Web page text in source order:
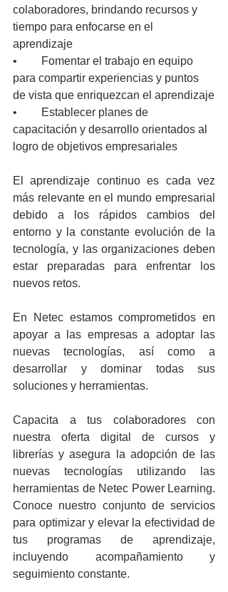
colaboradores, brindando recursos y
tiempo para enfocarse en el
aprendizaje
•	Fomentar el trabajo en equipo
para compartir experiencias y puntos
de vista que enriquezcan el aprendizaje
•	Establecer planes de
capacitación y desarrollo orientados al
logro de objetivos empresariales
El aprendizaje continuo es cada vez
más relevante en el mundo empresarial
debido a los rápidos cambios del
entorno y la constante evolución de la
tecnología, y las organizaciones deben
estar preparadas para enfrentar los
nuevos retos.
En Netec estamos comprometidos en
apoyar a las empresas a adoptar las
nuevas tecnologías, así como a
desarrollar y dominar todas sus
soluciones y herramientas.
Capacita a tus colaboradores con
nuestra oferta digital de cursos y
librerías y asegura la adopción de las
nuevas tecnologías utilizando las
herramientas de Netec Power Learning.
Conoce nuestro conjunto de servicios
para optimizar y elevar la efectividad de
tus programas de aprendizaje,
incluyendo acompañamiento y
seguimiento constante.